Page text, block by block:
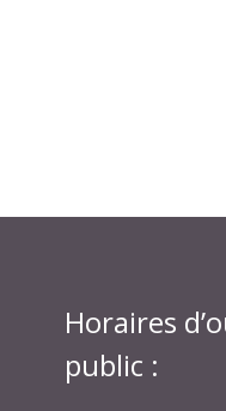
Horaires
public :